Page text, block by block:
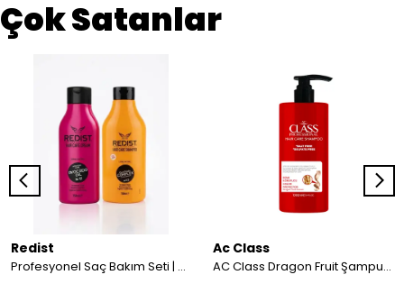
Çok Satanlar
Redist
Profesyonel Saç Bakım Seti | Tuzsuz Şampuan 750 ml + Avokadolu Saç Bakım Kremi 750 ml
Ac Class
AC Class Dragon Fruit Şampuan 1000 ML | Nemlendirici ve Canlı Görünüm